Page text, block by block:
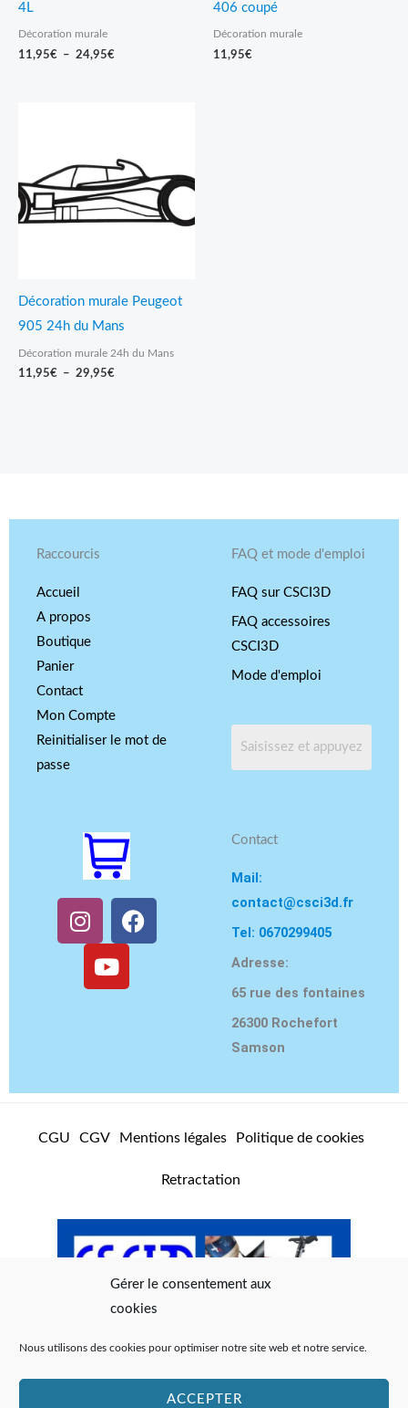
Gérer le consentement aux
cookies
Nous utilisons des cookies pour optimiser notre site web et notre service.
ACCEPTER
4L
Décoration murale
11,95€ – 24,95€
406 coupé
Décoration murale
11,95€
Décoration murale Peugeot
905 24h du Mans
Décoration murale 24h du Mans
11,95€ – 29,95€
à
29,95€
Raccourcis
Accueil
A propos
Boutique
Panier
Contact
Mon Compte
Reinitialiser le mot de
passe
FAQ et mode d'emploi
FAQ sur CSCI3D
FAQ accessoires
CSCI3D
Mode d'emploi
I
n
s
m
F
a
Y
u
t
Contact
Mail:
contact@csci3d.fr
Tel: 0670299405
Adresse:
65 rue des fontaines
26300 Rochefort
Samson
CGU CGV Mentions légales Politique de cookies
Retractation